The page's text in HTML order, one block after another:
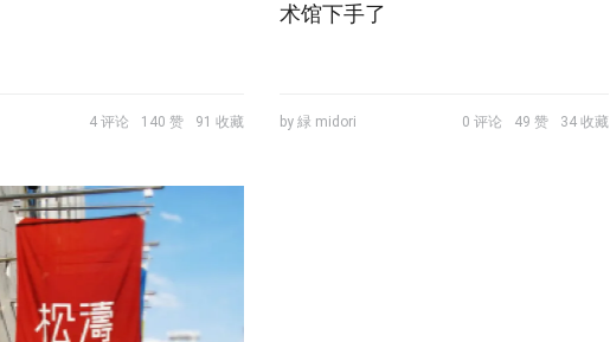
4 评论 140 赞 91 收藏
术馆下手了
by 緑 midori 0 评论 49 赞 34 收藏